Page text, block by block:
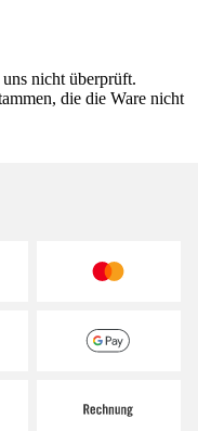
nicht überprüft.
die die Ware nicht